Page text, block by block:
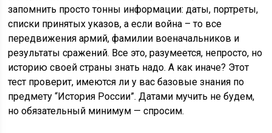
запомнить просто тонны информации: даты, портреты,
списки принятых указов, а если война – то все
передвижения армий, фамилии военачальников и
результаты сражений. Все это, разумеется, непросто, но
историю своей страны знать надо. А как иначе? Этот
тест проверит, имеются ли у вас базовые знания по
предмету “История России”. Датами мучить не будем,
но обязательный минимум — спросим.